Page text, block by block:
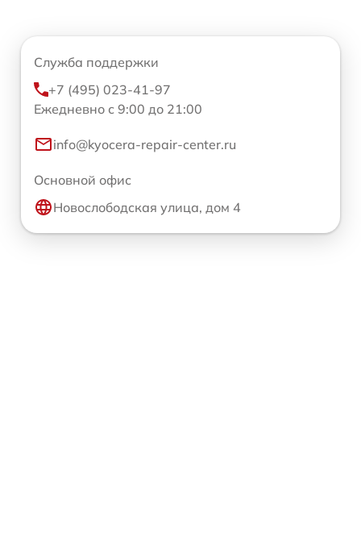
Служба поддержки
+7 (495) 023-41-97
Ежедневно с 9:00 до 21:00
info@kyocera-repair-center.ru
Основной офис
Новослободская улица, дом 4